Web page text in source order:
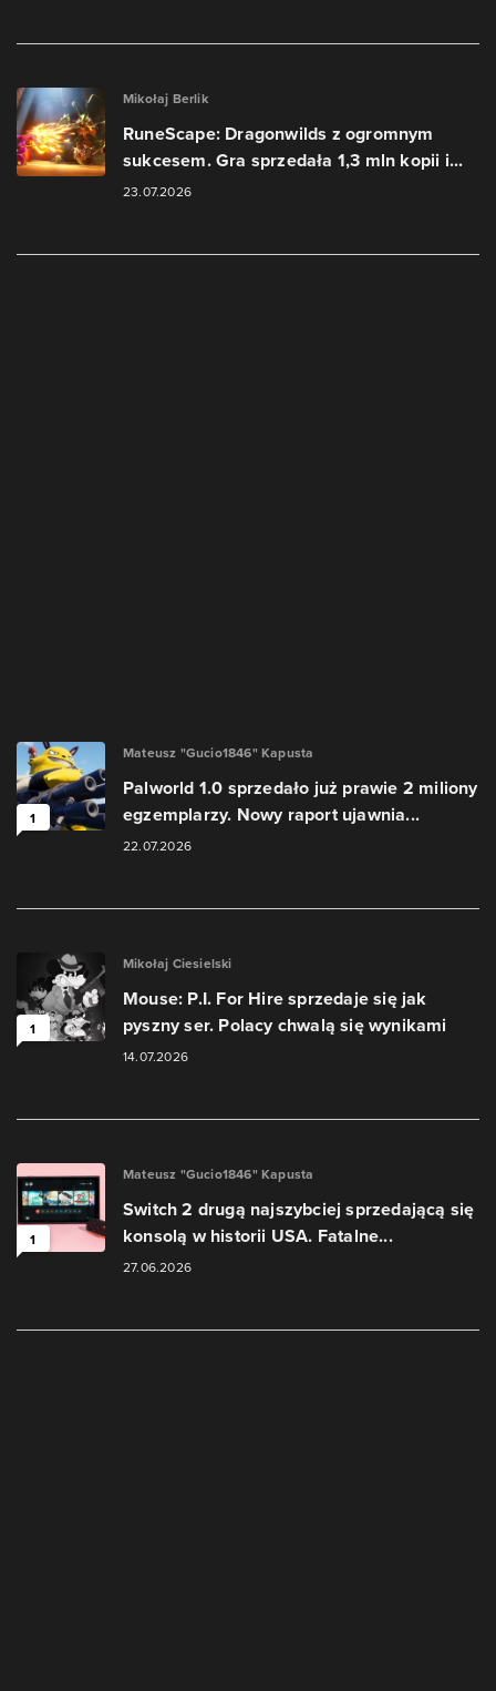
Mikołaj Berlik
RuneScape: Dragonwilds z ogromnym
sukcesem. Gra sprzedała 1,3 mln kopii i...
23.07.2026
1
Mateusz "Gucio1846" Kapusta
Palworld 1.0 sprzedało już prawie 2 miliony
egzemplarzy. Nowy raport ujawnia...
22.07.2026
1
Mikołaj Ciesielski
Mouse: P.I. For Hire sprzedaje się jak
pyszny ser. Polacy chwalą się wynikami
14.07.2026
1
Mateusz "Gucio1846" Kapusta
Switch 2 drugą najszybciej sprzedającą się
konsolą w historii USA. Fatalne...
27.06.2026